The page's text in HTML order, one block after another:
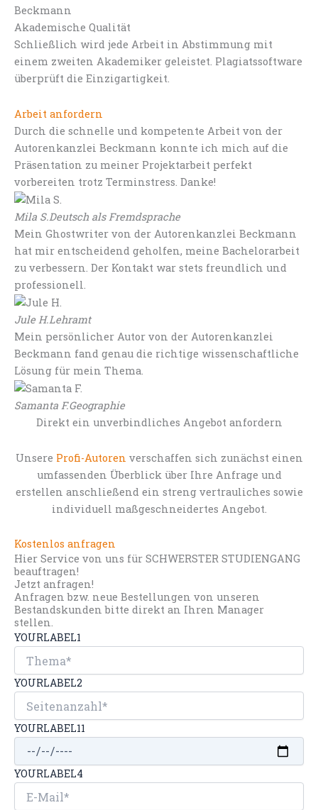
Akademische Qualität
Schließlich wird jede Arbeit in Abstimmung mit
einem zweiten Akademiker geleistet. Plagiatssoftware
überprüft die Einzigartigkeit.
Arbeit anfordern
Durch die schnelle und kompetente Arbeit von der
Autorenkanzlei Beckmann konnte ich mich auf die
Präsentation zu meiner Projektarbeit perfekt
vorbereiten trotz Terminstress. Danke!
Mila S.Deutsch als Fremdsprache
Mein Ghostwriter von der Autorenkanzlei Beckmann
hat mir entscheidend geholfen, meine Bachelorarbeit
zu verbessern. Der Kontakt war stets freundlich und
professionell.
Jule H.Lehramt
Mein persönlicher Autor von der Autorenkanzlei
Beckmann fand genau die richtige wissenschaftliche
Lösung für mein Thema.
Samanta F.Geographie
Direkt ein unverbindliches Angebot anfordern
Unsere Profi-Autoren verschaffen sich zunächst einen
umfassenden Überblick über Ihre Anfrage und
erstellen anschließend ein streng vertrauliches sowie
individuell maßgeschneidertes Angebot.
Kostenlos anfragen
Hier Service von uns für SCHWERSTER STUDIENGANG
beauftragen!
Jetzt anfragen!
Anfragen bzw. neue Bestellungen von unseren
Bestandskunden bitte direkt an Ihren Manager
stellen.
YOURLABEL1
YOURLABEL2
YOURLABEL11
YOURLABEL4